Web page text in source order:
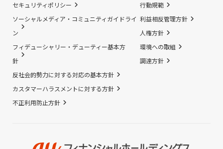
セキュリティポリシー
ソーシャルメディア・コミュニティガイドライ
ン
フィデューシャリー・デューティー基本方
針
反社会的勢力に対する対応の基本方針
カスタマーハラスメントに対する方針
不正利用防止方針
行動規範
利益相反管理方針
人権方針
環境への取組
調達方針